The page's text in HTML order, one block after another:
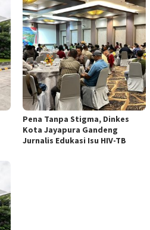
Pena Tanpa Stigma, Dinkes
Kota Jayapura Gandeng
Jurnalis Edukasi Isu HIV-TB